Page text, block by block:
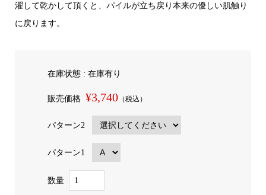
濯して乾かして頂くと、パイルが立ち戻り本来の優しい肌触り
に戻ります。
在庫状態 : 在庫有り
販売価格 ¥3,740（税込）
パターン2
パターン1
数量